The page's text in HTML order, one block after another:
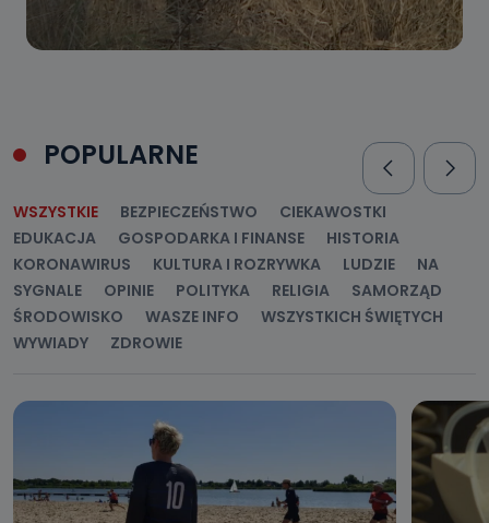
POPULARNE
WSZYSTKIE BEZPIECZEŃSTWO
CIEKAWOSTKI
EDUKACJA
GOSPODARKA I FINANSE
HISTORIA
KORONAWIRUS
KULTURA I ROZRYWKA LUDZIE
NA
SYGNALE
OPINIE POLITYKA RELIGIA
SAMORZĄD
ŚRODOWISKO
WASZE INFO
WSZYSTKICH ŚWIĘTYCH
WYWIADY
ZDROWIE